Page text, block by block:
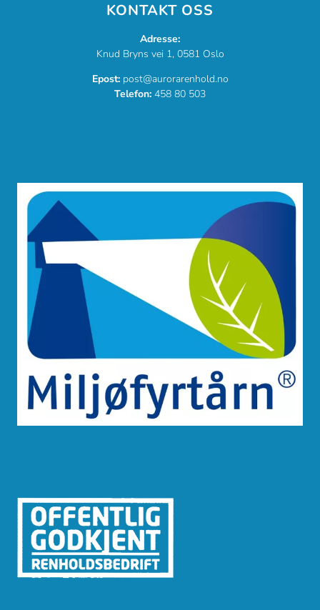
KONTAKT OSS
Adresse:
Knud Bryns vei 1, 0581 Oslo
Epost:post@aurorarenhold.no
Telefon: 458 80 503